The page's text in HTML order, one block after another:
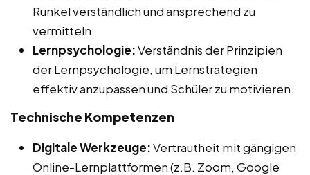
Runkel verständlich und ansprechend zu
vermitteln.
Lernpsychologie:Verständnis der Prinzipien
der Lernpsychologie, um Lernstrategien
effektiv anzupassen und Schüler zu motivieren.
Technische Kompetenzen
Digitale Werkzeuge:Vertrautheit mit gängigen
Online-Lernplattformen (z.B. Zoom, Google